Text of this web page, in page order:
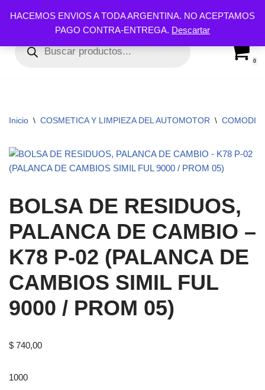
HACEMOS ENVIOS A TODA ARGENTINA. NO ACEPTAMOS
PAGO CONTRA-ENTREGA. Descartar
al
contenido
0
Inicio \ COSMETICA Y LIMPIEZA DEL AUTOMOTOR \
BOLSA DE RESIDUOS,
PALANCA DE CAMBIO –
K78 P-02 (PALANCA DE
CAMBIOS SIMIL FUL
9000 / PROM 05)
$ 740,00
1000